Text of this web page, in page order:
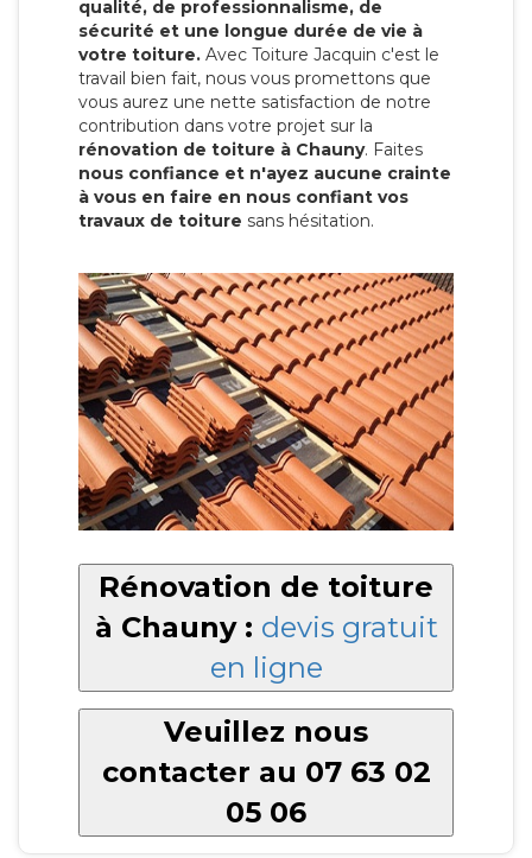
qualité, de professionnalisme, de
sécurité et une longue durée de vie à
votre toiture. Avec Toiture Jacquin c'est le
travail bien fait, nous vous promettons que
vous aurez une nette satisfaction de notre
contribution dans votre projet sur la
rénovation de toiture à Chauny. Faites
nous confiance et n'ayez aucune crainte
à vous en faire en nous confiant vos
travaux de toiture sans hésitation.
Rénovation de toiture
à Chauny : devis gratuit
en ligne
Veuillez nous
contacter au 07 63 02
05 06